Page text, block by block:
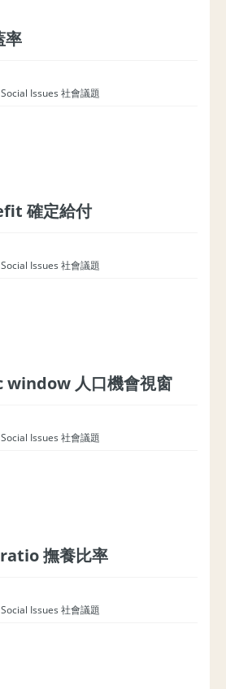
率
Social Issues 社會議題
確定給付
Social Issues 社會議題
人口機會視窗
Social Issues 社會議題
撫養比率
Social Issues 社會議題